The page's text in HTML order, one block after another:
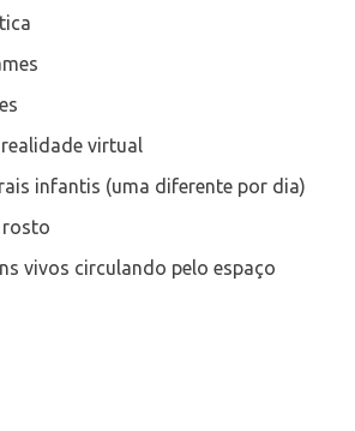
virtual
infantis (uma diferente por dia)
rosto
vivos circulando pelo espaço